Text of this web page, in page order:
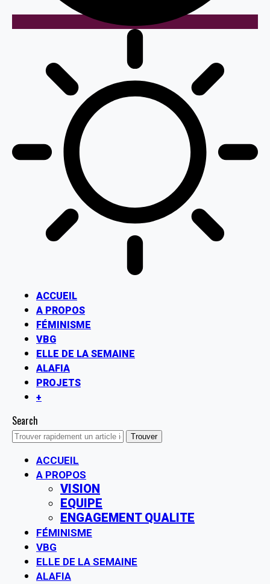
ACCUEIL
A PROPOS
FÉMINISME
VBG
ELLE DE LA SEMAINE
ALAFIA
PROJETS
+
Search
ACCUEIL
A PROPOS
VISION
EQUIPE
ENGAGEMENT QUALITE
FÉMINISME
VBG
ELLE DE LA SEMAINE
ALAFIA